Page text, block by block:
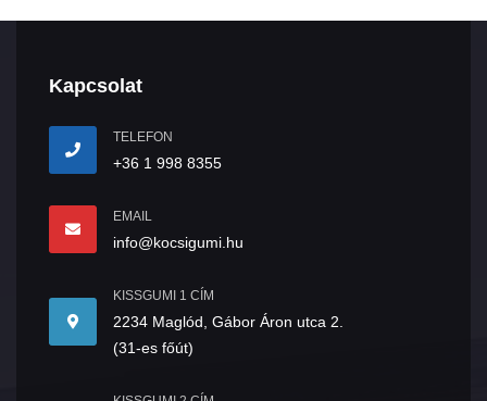
Kapcsolat
TELEFON
+36 1 998 8355
EMAIL
info@kocsigumi.hu
KISSGUMI 1 CÍM
2234 Maglód, Gábor Áron utca 2.
(31-es főút)